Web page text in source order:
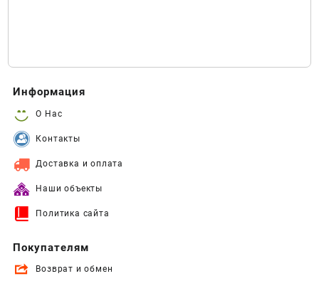
Информация
О Нас
Контакты
Доставка и оплата
Наши объекты
Политика сайта
Покупателям
Возврат и обмен